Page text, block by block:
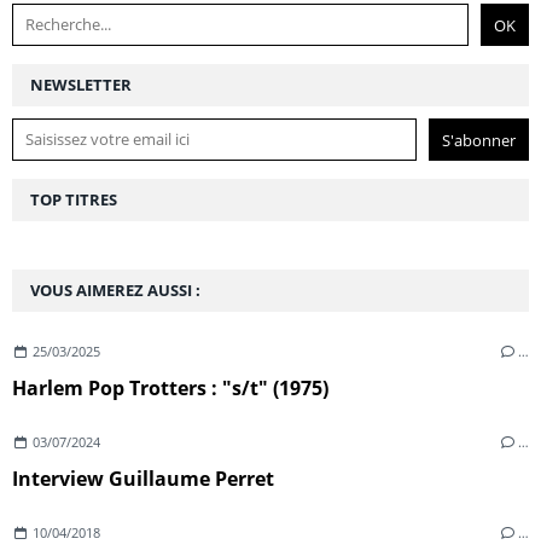
NEWSLETTER
VOUS AIMEREZ AUSSI :
25/03/2025 …
Harlem Pop Trotters : "s/t" (1975)
03/07/2024 …
Interview Guillaume Perret
10/04/2018 …
TOP TITRES